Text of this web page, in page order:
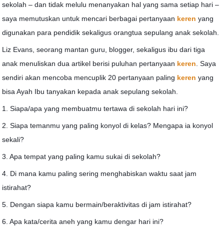
sekolah – dan tidak melulu menanyakan hal yang sama setiap hari –
saya memutuskan untuk mencari berbagai pertanyaan keren yang
digunakan para pendidik sekaligus orangtua sepulang anak sekolah.
Liz Evans, seorang mantan guru, blogger, sekaligus ibu dari tiga
anak menuliskan dua artikel berisi puluhan pertanyaan keren . Saya
sendiri akan mencoba mencuplik 20 pertanyaan paling keren yang
bisa Ayah Ibu tanyakan kepada anak sepulang sekolah.
1. Siapa/apa yang membuatmu tertawa di sekolah hari ini?
2. Siapa temanmu yang paling konyol di kelas? Mengapa ia konyol
sekali?
3. Apa tempat yang paling kamu sukai di sekolah?
4. Di mana kamu paling sering menghabiskan waktu saat jam
istirahat?
5. Dengan siapa kamu bermain/beraktivitas di jam istirahat?
6. Apa kata/cerita aneh yang kamu dengar hari ini?